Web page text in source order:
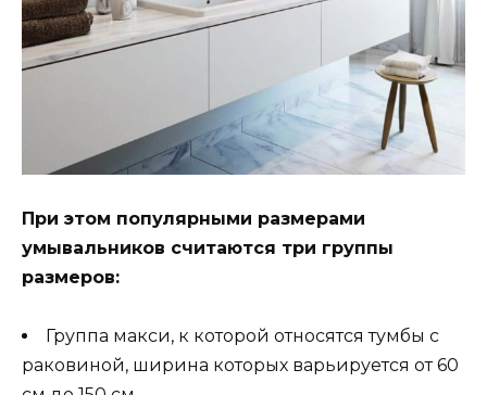
При этом популярными размерами
умывальников считаются три группы
размеров:
Группа макси, к которой относятся тумбы с
раковиной, ширина которых варьируется от 60